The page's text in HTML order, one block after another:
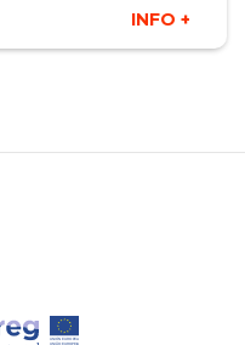
INFO +